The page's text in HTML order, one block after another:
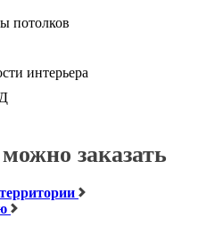
потолков
интерьера
заказать